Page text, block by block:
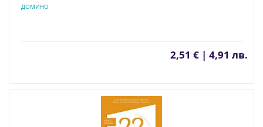
ДОМИНО
2,51 € | 4,91 лв.